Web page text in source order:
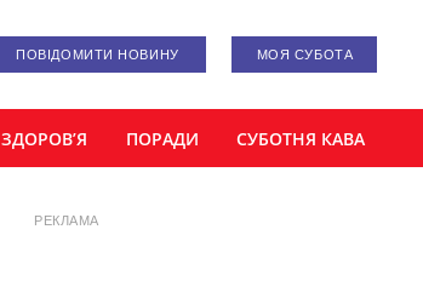
ПОВІДОМИТИ НОВИНУ МОЯ СУБОТА
ЗДОРОВ’Я ПОРАДИ СУБОТНЯ КАВА
РЕКЛАМА